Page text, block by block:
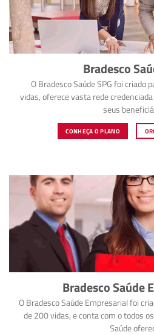
Bradesco
O Bradesco Saúde SPG foi criado
vidas, oferece vasta rede
seus
CONHEÇA O PLANO
Bradesco Saúde
O Bradesco Saúde Empresarial foi
de 200 vidas, e conta com o todos
Saúde